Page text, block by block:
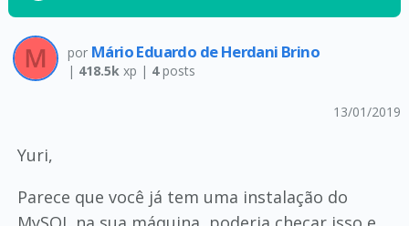
por Mário Eduardo de Herdani Brino
| 418.5kxp | 4posts
13/01/2019
Yuri,
Parece que você já tem uma instalação do